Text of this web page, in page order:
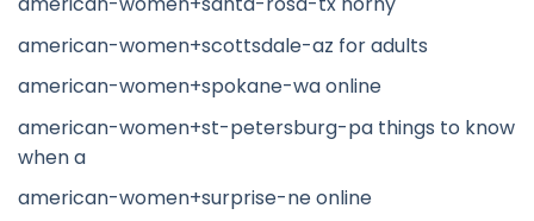
american-women+scottsdale-az for adults
american-women+spokane-wa online
american-women+st-petersburg-pa things to know
when a
american-women+surprise-ne online